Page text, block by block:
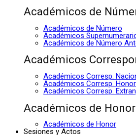
Académicos de
Académicos de Número
Académicos
Académicos de Número
Académicos
Académicos Corresp.
Académicos Corresp.
Académicos Corresp.
Académicos de Honor
Académicos de Honor
Sesiones y Actos